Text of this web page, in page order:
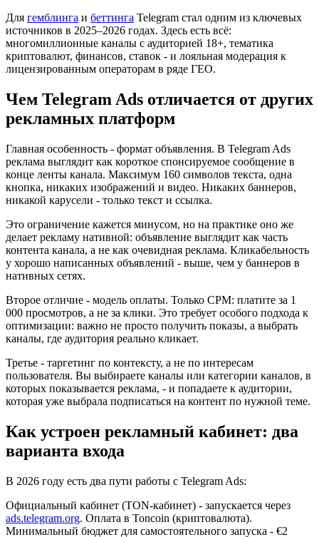
Для гемблинга и беттинга Telegram стал одним из ключевых
источников в 2025–2026 годах. Здесь есть всё:
многомиллионные каналы с аудиторией 18+, тематика
криптовалют, финансов, ставок - и лояльная модерация к
лицензированным операторам в ряде ГЕО.
Чем Telegram Ads отличается от других
рекламных платформ
Главная особенность - формат объявления. В Telegram Ads
реклама выглядит как короткое спонсируемое сообщение в
конце ленты канала. Максимум 160 символов текста, одна
кнопка, никаких изображений и видео. Никаких баннеров,
никакой карусели - только текст и ссылка.
Это ограничение кажется минусом, но на практике оно же
делает рекламу нативной: объявление выглядит как часть
контента канала, а не как очевидная реклама. Кликабельность
у хорошо написанных объявлений - выше, чем у баннеров в
нативных сетях.
Второе отличие - модель оплаты. Только CPM: платите за 1
000 просмотров, а не за клики. Это требует особого подхода к
оптимизации: важно не просто получить показы, а выбрать
каналы, где аудитория реально кликает.
Третье - таргетинг по контексту, а не по интересам
пользователя. Вы выбираете каналы или категории каналов, в
которых показывается реклама, - и попадаете к аудитории,
которая уже выбрала подписаться на контент по нужной теме.
Как устроен рекламный кабинет: два
варианта входа
В 2026 году есть два пути работы с Telegram Ads:
Официальный кабинет (TON-кабинет) - запускается через
ads.telegram.org. Оплата в Toncoin (криптовалюта).
Минимальный бюджет для самостоятельного запуска - €2